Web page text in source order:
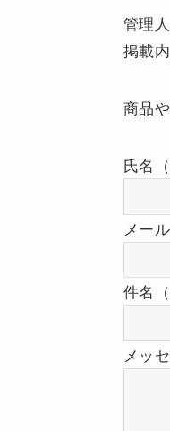
管理
掲載
商品
氏名
メー
件名（
メッ